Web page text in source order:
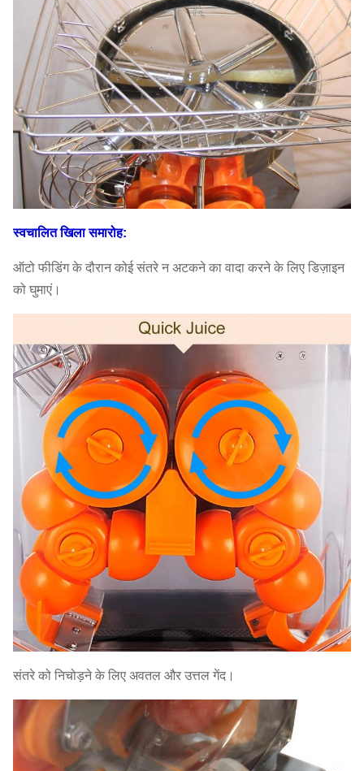
स्वचालित खिला समारोह:
ऑटो फीडिंग के दौरान कोई संतरे न अटकने का वादा करने के लिए डिज़ाइन
को घुमाएं।
संतरे को निचोड़ने के लिए अवतल और उत्तल गेंद।